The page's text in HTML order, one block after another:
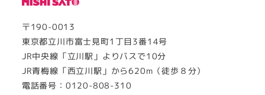
〒190-0013
東京都立川市富士見町1丁目3番14号
JR中央線「立川駅」よりバスで10分
JR青梅線「西立川駅」から620m（徒歩８分）
電話番号：0120-808-310